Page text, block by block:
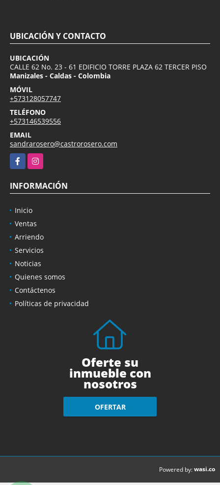
UBICACIÓN Y CONTACTO
UBICACIÓN
CALLE 62 No. 23 - 61 EDIFICIO TORRE PLAZA 62 TERCER PISO
Manizales - Caldas - Colombia
MÓVIL
+573128057747
TELÉFONO
+573146539556
EMAIL
sandrarosero@castrorosero.com
FacebookInstagram
INFORMACIÓN
Inicio
Ventas
Arriendo
Servicios
Noticias
Quienes somos
Contáctenos
Políticas de privacidad
Oferte su
inmueble con
nosotros
OFERTAR
Powered by:wasi.co